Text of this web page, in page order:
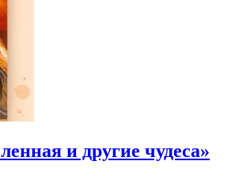
и другие чудеса»